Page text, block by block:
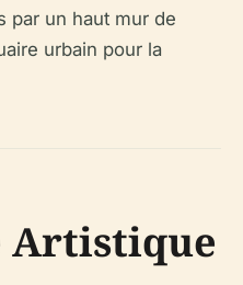
par un haut mur de
urbain pour la
Artistique